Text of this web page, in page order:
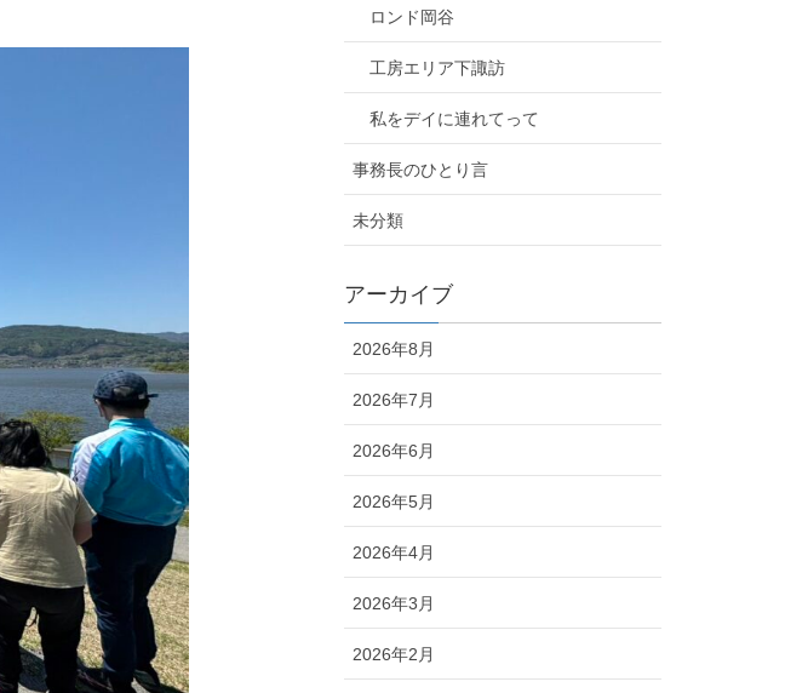
ロンド岡谷
工房エリア下諏訪
私をデイに連れてって
事務長のひとり言
未分類
アーカイブ
2026年8月
2026年7月
2026年6月
2026年5月
2026年4月
2026年3月
2026年2月